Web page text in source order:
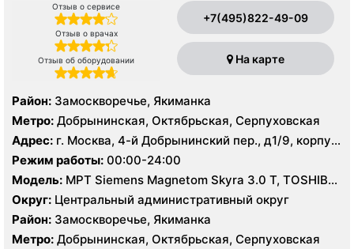
Отзыв о сервисе
Отзыв о врачах
Отзыв об оборудовании
+7(495)822-49-09
На карте
Район: Замоскворечье, Якиманка
Метро: Добрынинская, Октябрьская, Серпуховская
Адрес: г. Москва, 4-й Добрынинский пер., д1/9, корпус
21
Режим работы: 00:00-24:00
Модель: МРТ Siemens Magnetom Skyra 3.0 Т, TOSHIBA
Excelart Vantage Atlas-X 1.5 T, КТ Toshiba Aquilion
PRIME 160 срезов, УЗИ
Округ: Центральный административный округ
Район: Замоскворечье, Якиманка
Метро: Добрынинская, Октябрьская, Серпуховская